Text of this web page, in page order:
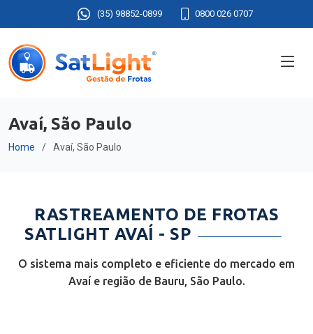
(35) 98852-0899 0800 026 0707
Avaí, São Paulo
Home Avaí, São Paulo
RASTREAMENTO DE FROTAS
SATLIGHT AVAÍ - SP
O sistema mais completo e eficiente do mercado em
Avaí e região de Bauru, São Paulo.